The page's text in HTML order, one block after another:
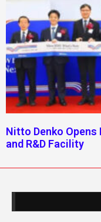
Nitto Denko
and R&D Facility